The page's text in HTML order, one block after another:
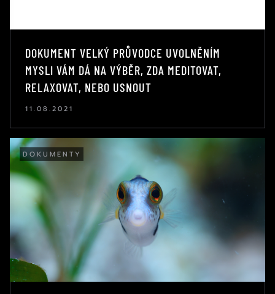
DOKUMENT VELKÝ PRŮVODCE UVOLNĚNÍM
MYSLI VÁM DÁ NA VÝBĚR, ZDA MEDITOVAT,
RELAXOVAT, NEBO USNOUT
11.08.2021
DOKUMENTY